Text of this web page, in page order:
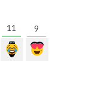
11 9